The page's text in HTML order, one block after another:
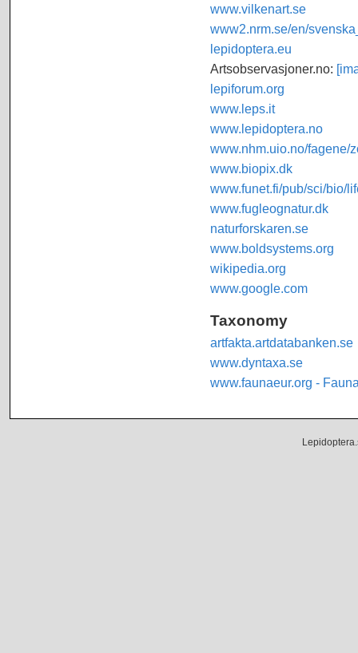
www.vilkenart.se
www2.nrm.se/en/
lepidoptera.eu
Artsobservasjoner.no:
lepiforum.org
www.leps.it
www.lepidoptera.no
www.nhm.uio.no/fagene/
www.biopix.dk
www.funet.fi/pub/sci/bio/
www.fugleognatur.dk
naturforskaren.se
www.boldsystems.org
wikipedia.org
www.google.com
Taxonomy
artfakta.artdatabanken.se
www.dyntaxa.se
www.faunaeur.org -